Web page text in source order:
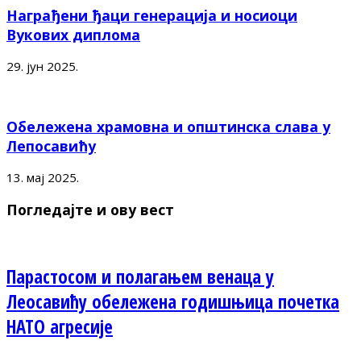
Награђени ђаци генерација и носиоци
Вукових диплома
29. јун 2025.
Обележена храмовна и општинска слава у
Лепосавићу
13. мај 2025.
Погледајте и ову вест
Парастосом и полагањем венаца у
Леосавићу обележена годишњица почетка
НАТО агресије